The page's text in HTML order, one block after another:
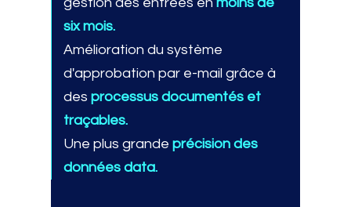
six mois.
Amélioration du système
d'approbation par e-mail grâce à
des processus documentés et
traçables.
Une plus grande précision des
données data.